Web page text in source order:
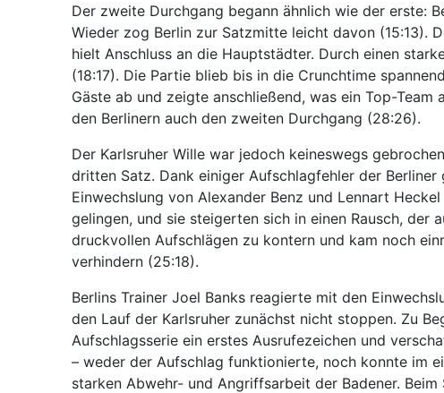
Der zweite Durchgang begann ähnlich wie der erste:
Wieder zog Berlin zur Satzmitte leicht davon (15:13).
hielt Anschluss an die Hauptstädter. Durch einen
(18:17). Die Partie blieb bis in die Crunchtime
Gäste ab und zeigte anschließend, was ein Top-
den Berlinern auch den zweiten Durchgang (28:26).
Der Karlsruher Wille war jedoch keineswegs
dritten Satz. Dank einiger Aufschlagfehler der
Einwechslung von Alexander Benz und Lennart
gelingen, und sie steigerten sich in einen Rausch, der
druckvollen Aufschlägen zu kontern und kam noch
verhindern (25:18).
Berlins Trainer Joel Banks reagierte mit den
den Lauf der Karlsruher zunächst nicht stoppen. Zu
Aufschlagsserie ein erstes Ausrufezeichen und
– weder der Aufschlag funktionierte, noch konnte im
starken Abwehr- und Angriffsarbeit der Badener.